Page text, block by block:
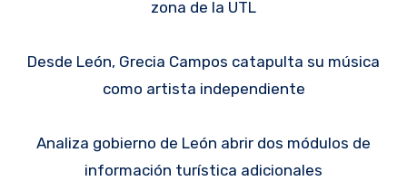
zona de la UTL
Desde León, Grecia Campos catapulta su música
como artista independiente
Analiza gobierno de León abrir dos módulos de
información turística adicionales